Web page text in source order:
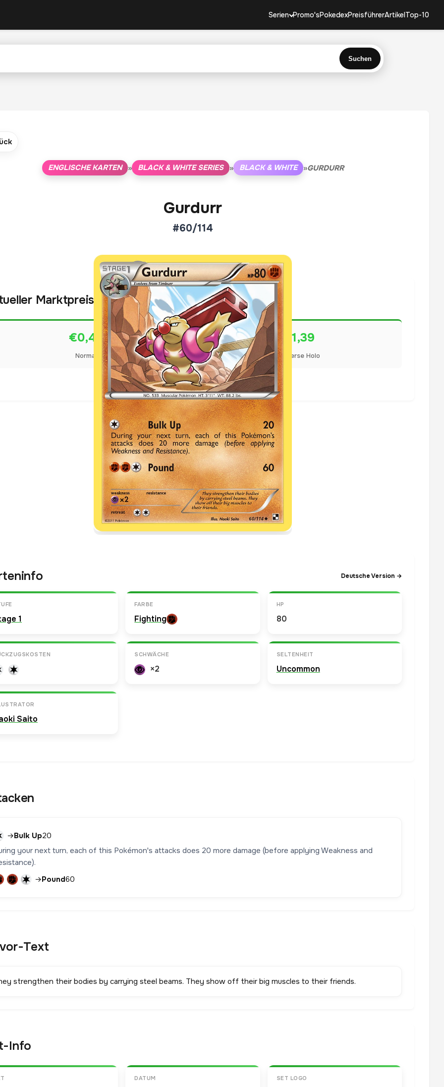
Serien Promo'sPokedexPreisführerArtikelTop-10
Suchen
ENGLISCHE KARTEN » BLACK & WHITE SERIES » BLACK & WHITE »GURDURR
Gurdurr
#60/114
Marktpreis
€0,46
Normal
€1,39
Reverse Holo
Preise werden täglich aktualisiert.
Deutsche Version →
1
FARBE
Fighting
HP
80
SCHWÄCHE
×2
SELTENHEIT
Uncommon
Saito
→Bulk Up20
your next turn, each of this Pokémon's attacks does 20 more damage (before applying Weakness and
→Pound60
Text
strengthen their bodies by carrying steel beams. They show off their big muscles to their friends.
Info
DATUM SET LOGO